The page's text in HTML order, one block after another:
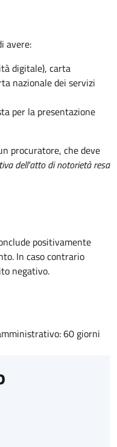
avere:
digitale), carta
nazionale dei servizi
per la presentazione
procuratore, che deve
dell'atto di notorietà resa
positivamente
In caso contrario
negativo.
60 giorni